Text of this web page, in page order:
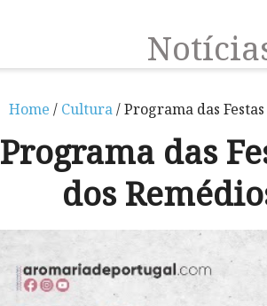
Home / Cultura/ Programa das
Programa das
dos